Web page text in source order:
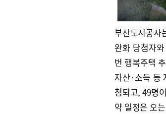
부산도시공
완화 당첨자
번 행복주택
자산·소득 등
첨되고, 49명
약 일정은 오